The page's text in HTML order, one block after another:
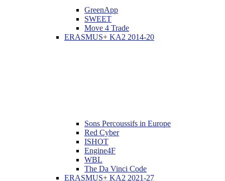
GreenApp
SWEET
Move 4 Trade
ERASMUS+ KA2 2014-20
Sons Percoussifs in Europe
Red Cyber
ISHOT
Engine4F
WBL
The Da Vinci Code
ERASMUS+ KA2 2021-27